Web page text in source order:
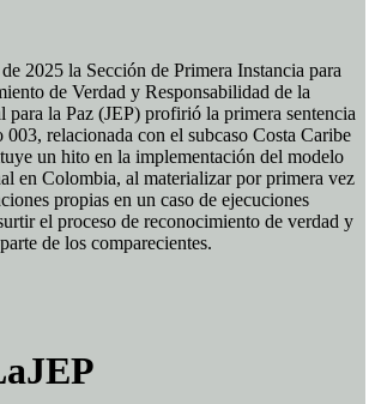
2025 la Sección de Primera Instancia para
de Verdad y Responsabilidad de la
para la Paz (JEP) profirió la primera sentencia
003, relacionada con el subcaso Costa Caribe
un hito en la implementación del modelo
en Colombia, al materializar por primera vez
propias en un caso de ejecuciones
el proceso de reconocimiento de verdad y
de los comparecientes.